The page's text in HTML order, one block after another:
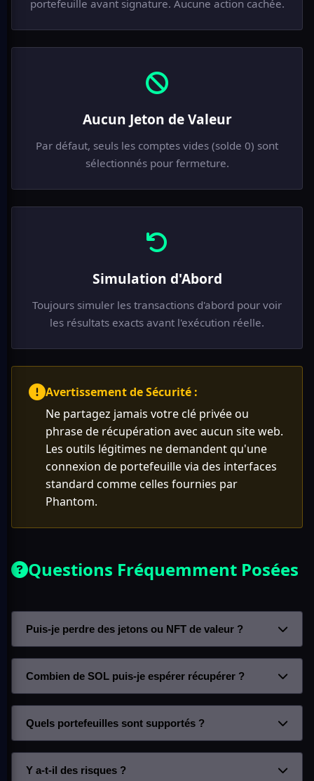
portefeuille avant signature. Aucune action cachée.
Aucun Jeton de Valeur
Par défaut, seuls les comptes vides (solde 0) sont
sélectionnés pour fermeture.
Simulation d'Abord
Toujours simuler les transactions d'abord pour voir
les résultats exacts avant l'exécution réelle.
Avertissement de Sécurité :
Ne partagez jamais votre clé privée ou
phrase de récupération avec aucun site web.
Les outils légitimes ne demandent qu'une
connexion de portefeuille via des interfaces
standard comme celles fournies par
Phantom.
Questions Fréquemment Posées
Puis-je perdre des jetons ou NFT de valeur ?
Combien de SOL puis-je espérer récupérer ?
Quels portefeuilles sont supportés ?
Y a-t-il des risques ?